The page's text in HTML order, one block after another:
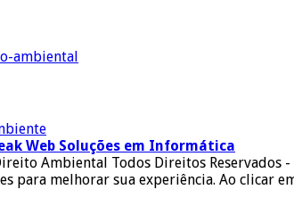
Web Soluções em Informática
Ambiental Todos Direitos Reservados -
para melhorar sua experiência. Ao clicar